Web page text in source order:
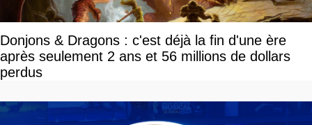
Donjons & Dragons : c'est déjà la fin d'une ère
après seulement 2 ans et 56 millions de dollars
perdus